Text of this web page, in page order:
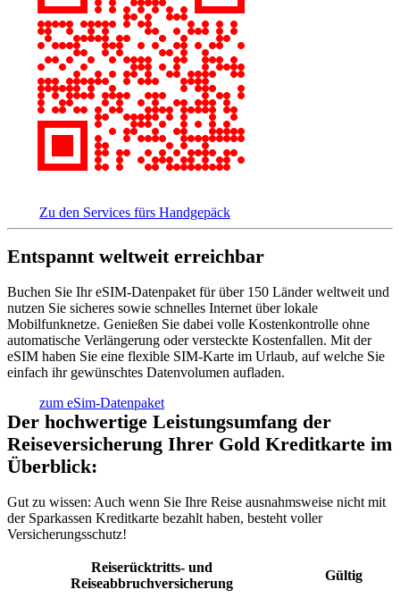
Zu den Services fürs Handgepäck
Entspannt weltweit erreichbar
Buchen Sie Ihr eSIM-Datenpaket für über 150 Länder weltweit und
nutzen Sie sicheres sowie schnelles Internet über lokale
Mobilfunknetze. Genießen Sie dabei volle Kostenkontrolle ohne
automatische Verlängerung oder versteckte Kostenfallen. Mit der
eSIM haben Sie eine flexible SIM-Karte im Urlaub, auf welche Sie
einfach ihr gewünschtes Datenvolumen aufladen.
zum eSim-Datenpaket
Der hochwertige Leistungsumfang der
Reiseversicherung Ihrer Gold Kreditkarte im
Überblick:
Gut zu wissen: Auch wenn Sie Ihre Reise ausnahmsweise nicht mit
der Sparkassen Kreditkarte bezahlt haben, besteht voller
Versicherungsschutz!
Reiserücktritts- und
Reiseabbruchversicherung
Gültig